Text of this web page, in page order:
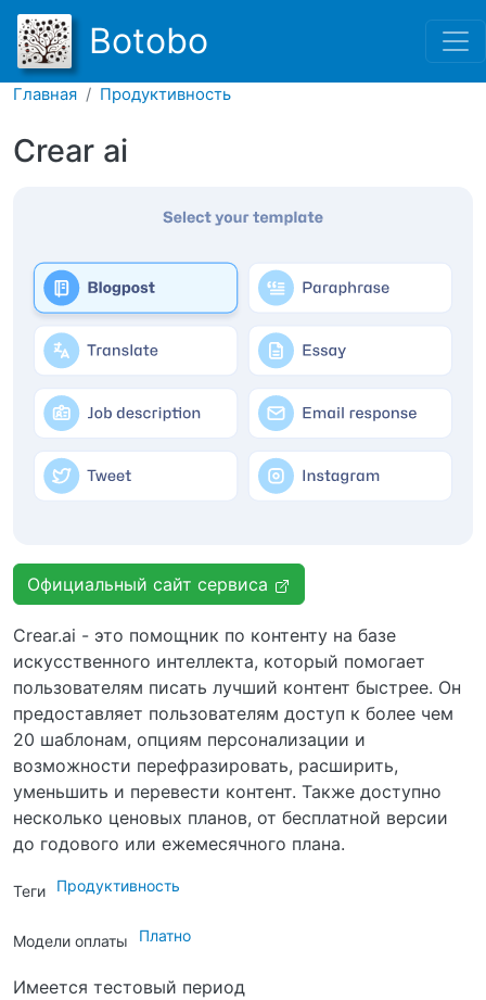
Перейти к основному
Botobo
Главная Продуктивность
Crear ai
Официальный сайт сервиса
Crear.ai - это помощник по контенту на базе
искусственного интеллекта, который помогает
пользователям писать лучший контент быстрее. Он
предоставляет пользователям доступ к более чем
20 шаблонам, опциям персонализации и
возможности перефразировать, расширить,
уменьшить и перевести контент. Также доступно
несколько ценовых планов, от бесплатной версии
до годового или ежемесячного плана.
Теги Продуктивность
Модели оплаты Платно
Имеется тестовый период